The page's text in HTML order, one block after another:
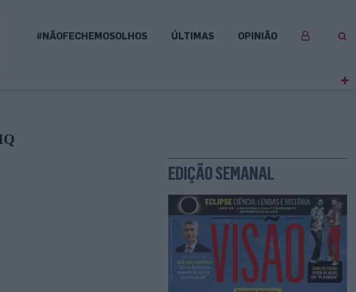
#NÃOFECHEMOSOLHOS ÚLTIMAS OPINIÃO
EDIÇÃO SEMANAL